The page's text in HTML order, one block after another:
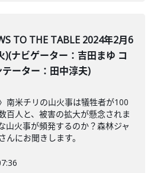
TO THE TABLE 2024年2月6
)(ナビゲーター：吉田まゆ コ
テーター：田中淳夫)
南米チリの山火事は犠牲者が100
百人と、被害の拡大が懸念されま
山火事が頻発するのか？森林ジャ
んにお聞きします。